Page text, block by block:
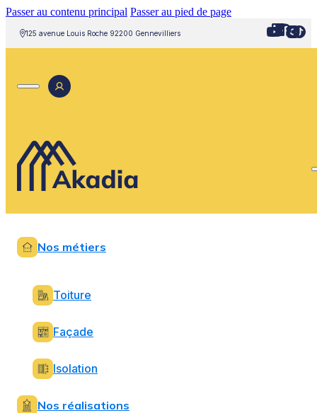
Passer au contenu principal Passer au pied de page
125 avenue Louis Roche 92200 Gennevilliers
Nos métiers
Toiture
Façade
Isolation
Nos réalisations